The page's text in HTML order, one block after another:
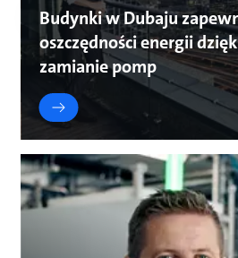
Budynki w Dubaju
oszczędności energii
zamianie pomp